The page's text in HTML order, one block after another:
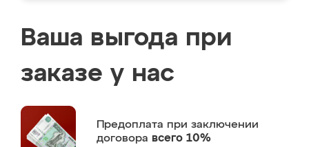
Ваша выгода при
заказе у нас
Предоплата при заключении
договора всего 10%